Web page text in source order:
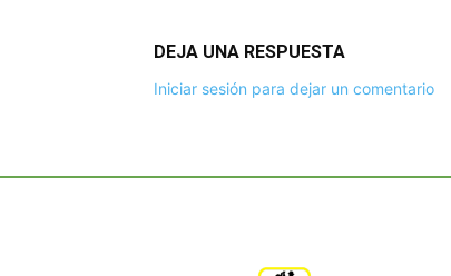
DEJA UNA RESPUESTA
Iniciar sesión para dejar un comentario